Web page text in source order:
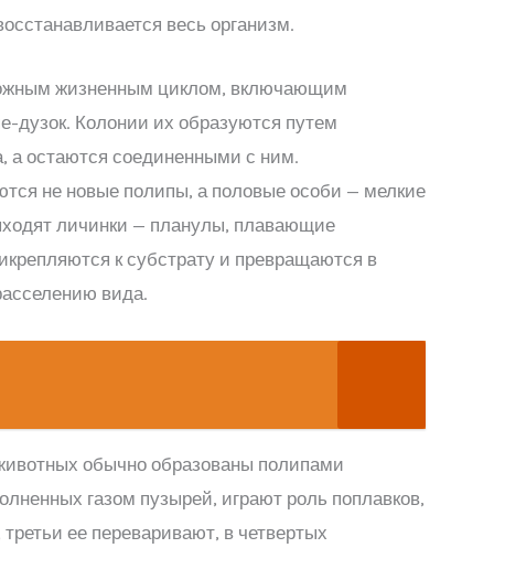
весь организм.
жизненным циклом, включающим
дузок. Колонии их образуются путем
а остаются соединенными с ним.
не новые полипы, а половые особи — мелкие
личинки — планулы, плавающие
к субстрату и превращаются в
вида.
обычно образованы полипами
газом пузырей, играют роль поплавков,
ее переваривают, в четвертых